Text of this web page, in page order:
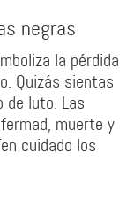
negras
la pérdida
Quizás sientas
de luto. Las
muerte y
cuidado los